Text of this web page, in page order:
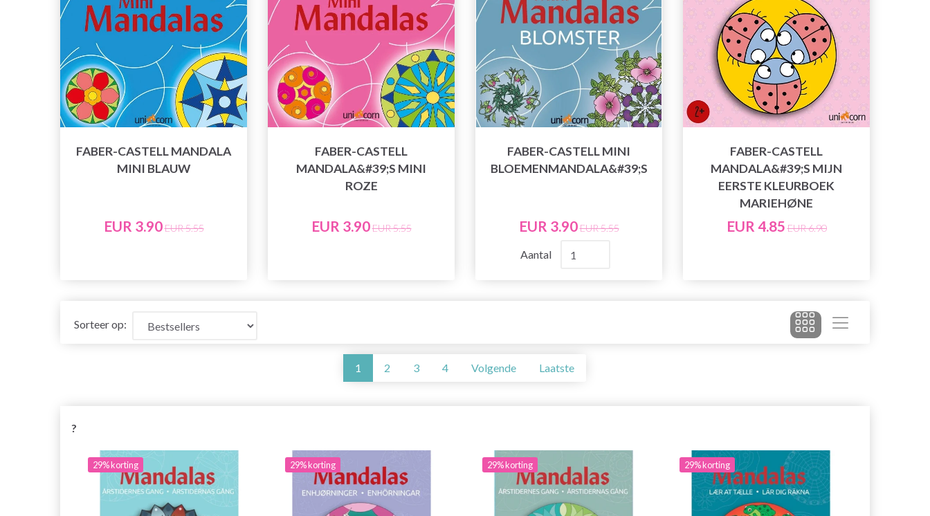
FABER-CASTELL MANDALA
MINI BLAUW
EUR 3.90EUR 5.55
FABER-CASTELL
MANDALA&#39;S MINI
ROZE
EUR 3.90EUR 5.55
FABER-CASTELL MINI
BLOEMENMANDALA&#39;S
EUR 3.90EUR 5.55
Aantal
FABER-CASTELL
MANDALA&#39;S MIJN
EERSTE KLEURBOEK
MARIEHØNE
EUR 4.85 EUR 6.90
Sorteer op:
1 2 3 4 Volgende Laatste
?
29% korting 29% korting 29% korting 29% korting